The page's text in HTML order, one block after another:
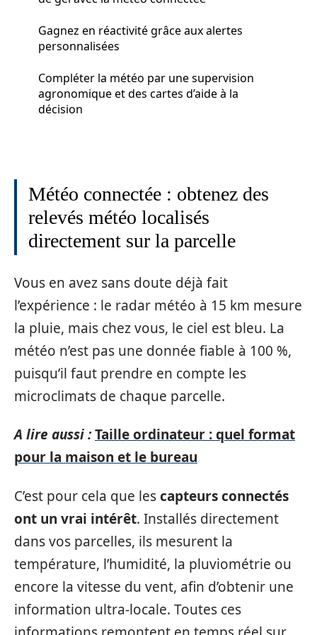
Gagnez en réactivité grâce aux alertes
personnalisées
Compléter la météo par une supervision
agronomique et des cartes d’aide à la
décision
Météo connectée : obtenez des
relevés météo localisés
directement sur la parcelle
Vous en avez sans doute déjà fait
l’expérience : le radar météo à 15 km mesure
la pluie, mais chez vous, le ciel est bleu. La
météo n’est pas une donnée fiable à 100 %,
puisqu’il faut prendre en compte les
microclimats de chaque parcelle.
A lire aussi :Taille ordinateur : quel format
pour la maison et le bureau
C’est pour cela que lescapteurs connectés
ont un vrai intérêt. Installés directement
dans vos parcelles, ils mesurent la
température, l’humidité, la pluviométrie ou
encore la vitesse du vent, afin d’obtenir une
information ultra-locale. Toutes ces